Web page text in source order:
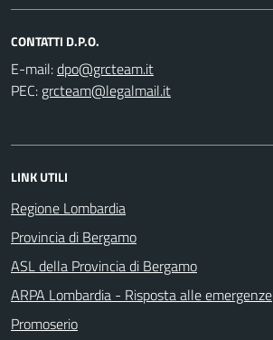
CONTATTI D.P.O.
E-mail:
PEC:
LINK UTILI
Regione Lombardia
Provincia di Bergamo
ASL della Provincia di Bergamo
ARPA Lombardia - Risposta alle emergenze
Promoserio